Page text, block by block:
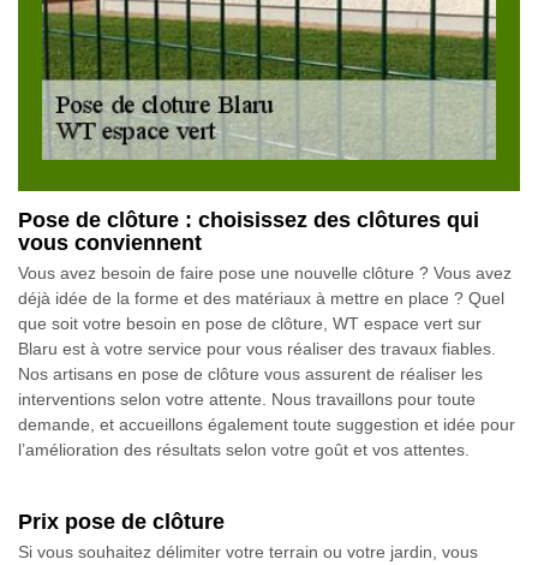
Pose de clôture : choisissez des clôtures qui
vous conviennent
Vous avez besoin de faire pose une nouvelle clôture ? Vous avez
déjà idée de la forme et des matériaux à mettre en place ? Quel
que soit votre besoin en pose de clôture, WT espace vert sur
Blaru est à votre service pour vous réaliser des travaux fiables.
Nos artisans en pose de clôture vous assurent de réaliser les
interventions selon votre attente. Nous travaillons pour toute
demande, et accueillons également toute suggestion et idée pour
l’amélioration des résultats selon votre goût et vos attentes.
Prix pose de clôture
Si vous souhaitez délimiter votre terrain ou votre jardin, vous